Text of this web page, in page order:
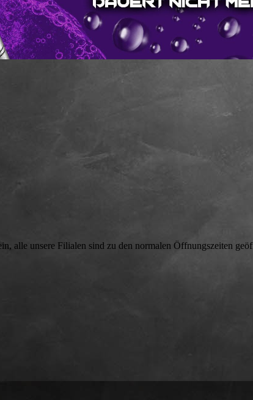
alle unsere Filialen sind zu den normalen Öffnungszeiten